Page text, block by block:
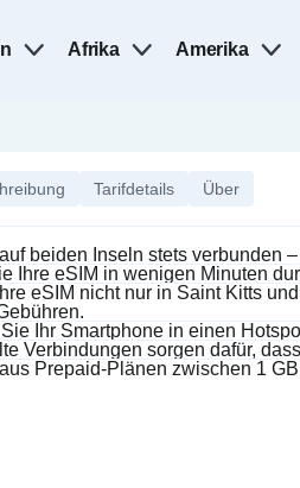
Afrika Amerika
Tarifdetails Über
beiden Inseln stets verbunden
Ihre eSIM in wenigen Minuten
eSIM nicht nur in Saint Kitts
Ihr Smartphone in einen
Verbindungen sorgen dafür,
Prepaid-Plänen zwischen 1